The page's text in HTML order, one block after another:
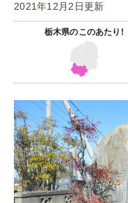
2021年12月2日更新
栃木県のこのあたり!